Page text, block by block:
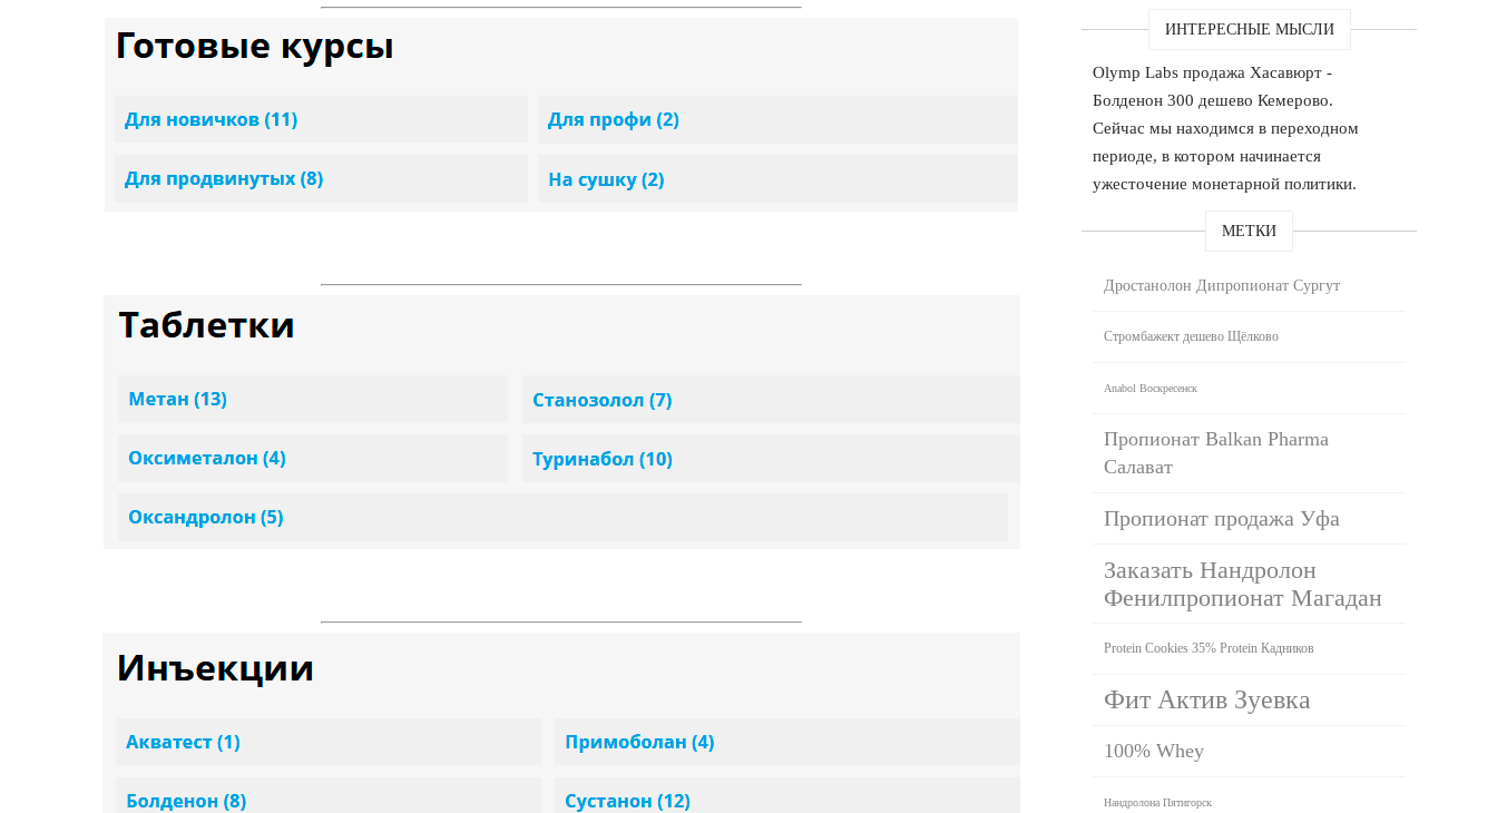
ИНТЕРЕСНЫЕ МЫСЛИ
Olymp Labs продажа Хасавюрт -
Болденон 300 дешево Кемерово.
Сейчас мы находимся в переходном
периоде, в котором начинается
ужесточение монетарной политики.
МЕТКИ
Дростанолон Дипропионат Сургут
Стромбажект дешево Щёлково
Anabol Воскресенск
Пропионат Balkan Pharma
Салават
Пропионат продажа Уфа
Заказать Нандролон
Фенилпропионат Магадан
Protein Cookies 35% Protein Кадников
Фит Актив Зуевка
100% Whey
Нандролона Пятигорск